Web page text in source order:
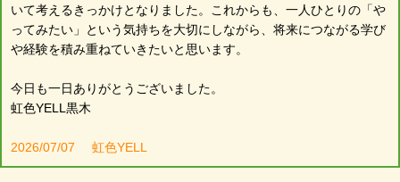
いて考えるきっかけとなりました。これからも、一人ひとりの「や
ってみたい」という気持ちを大切にしながら、将来につながる学び
や経験を積み重ねていきたいと思います。
今日も一日ありがとうございました。
虹色YELL黒木
2026/07/07 虹色YELL